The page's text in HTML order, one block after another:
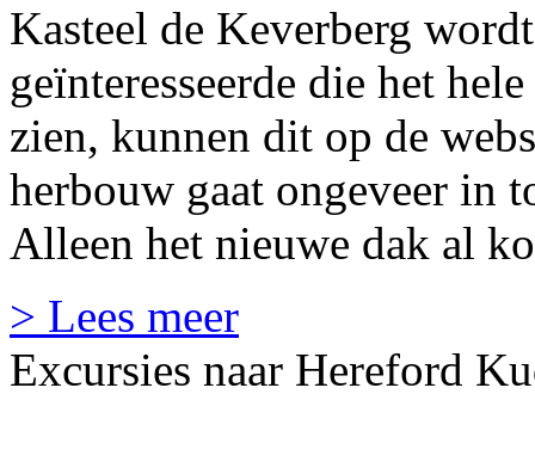
Kasteel de Keverberg
geïnteresseerde die het
zien, kunnen dit op de
herbouw gaat ongeveer in
Alleen het nieuwe dak al
> Lees meer
Excursies naar Hereford